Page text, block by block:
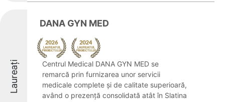
Laureați
DANA GYN MED
Centrul Medical DANA GYN MED se
remarcă prin furnizarea unor servicii
medicale complete și de calitate superioară,
având o prezență consolidată atât în Slatina